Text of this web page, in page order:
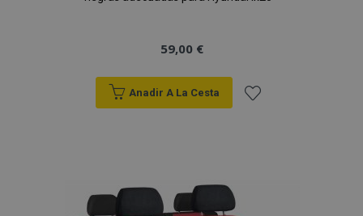
59,00 €
Anadir A La Cesta